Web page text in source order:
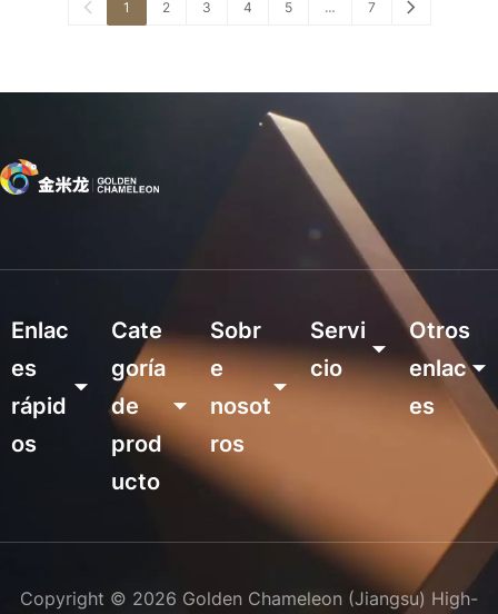
corte, tratamiento de bordes, fijación adhesiva, clips
comunes, métodos de instalación basados ​​en aplicaciones
y cómo GC Panels puede admitir la selección de paneles
personalizados antes de la instalación.
1 2 3 4 5 … 7
Enlac
es
rápid
os
Producto
Cate
goría
de
prod
ucto
Serie de
Sobr
e
nosot
ros
Perfil de la
empresa
Servi
cio
cliente
Aplicacione
s
Otros
enlac
es
Preguntas
frecuentes
Video
política de
Copyright © 2026 Golden Chameleon (Jiangsu) High-